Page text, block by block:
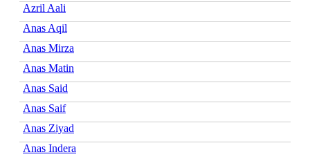
Azril Aali
Anas Aqil
Anas Mirza
Anas Matin
Anas Said
Anas Saif
Anas Ziyad
Anas Indera